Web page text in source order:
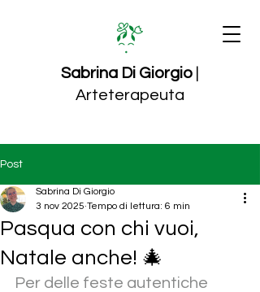
Sabrina Di Giorgio
Arteterapeuta
Post
Pasqua con chi vuoi,
Natale anche! 🎄
Sabrina Di Giorgio
3 nov 2025 Tempo di lettura: 6 min
Per delle feste autentiche